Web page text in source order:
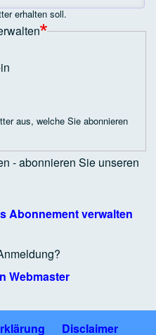
erhalten soll.
aus, welche Sie abonnieren
- abonnieren Sie unseren
Abonnement verwalten
Webmaster
Disclaimer